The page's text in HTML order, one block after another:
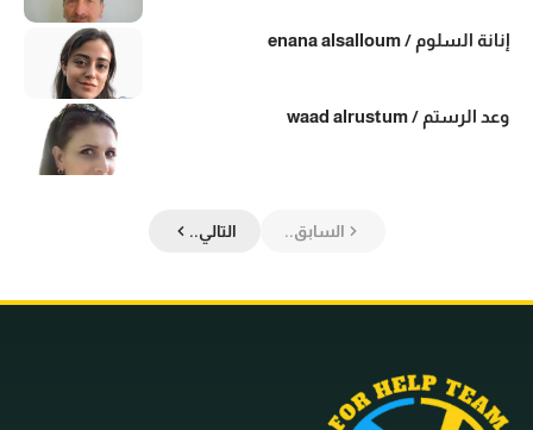
إنانة السلوم / enana alsalloum
وعد الرستم / waad alrustum
السابق.. التالي..